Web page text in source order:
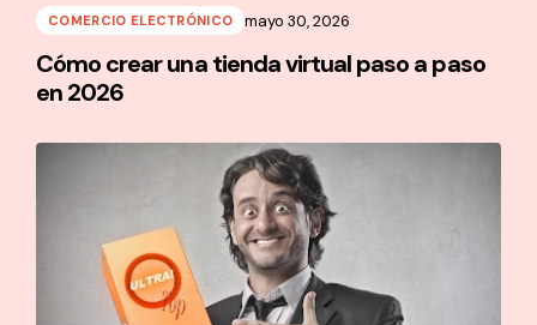
COMERCIO ELECTRÓNICO mayo 30, 2026
Cómo crear una tienda virtual paso a paso
en 2026